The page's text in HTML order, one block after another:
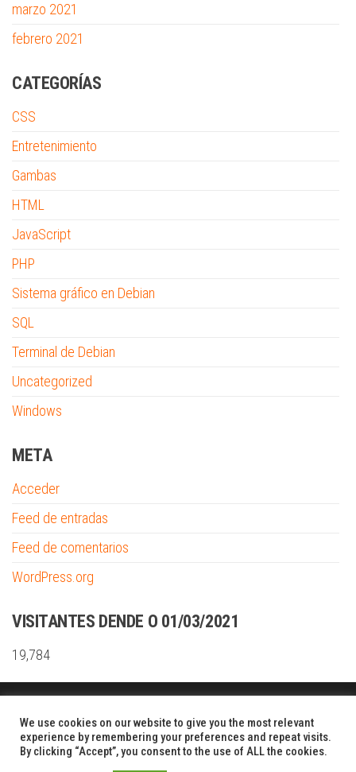
marzo 2021
febrero 2021
CATEGORÍAS
CSS
Entretenimiento
Gambas
HTML
JavaScript
PHP
Sistema gráfico en Debian
SQL
Terminal de Debian
Uncategorized
Windows
META
Acceder
Feed de entradas
Feed de comentarios
WordPress.org
VISITANTES DENDE O 01/03/2021
19,784
We use cookies on our website to give you the most relevant
experience by remembering your preferences and repeat visits.
By clicking “Accept”, you consent to the use of ALL the cookies.